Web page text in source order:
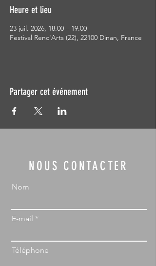
Heure et lieu
23 juil. 2026, 18:00 – 19:00
Festival Renc'Arts (22), 22100 Dinan, France
Partager cet événement
NOUS CONTACTER
Nom
E-mail
Téléphone